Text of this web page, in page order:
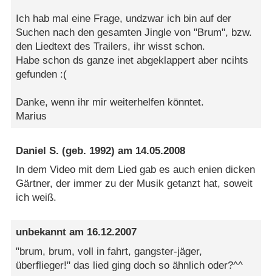
Ich hab mal eine Frage, undzwar ich bin auf der
Suchen nach den gesamten Jingle von "Brum", bzw.
den Liedtext des Trailers, ihr wisst schon.
Habe schon ds ganze inet abgeklappert aber ncihts
gefunden :(
Danke, wenn ihr mir weiterhelfen könntet.
Marius
Daniel S. (geb. 1992) am 14.05.2008
In dem Video mit dem Lied gab es auch enien dicken
Gärtner, der immer zu der Musik getanzt hat, soweit
ich weiß.
unbekannt am 16.12.2007
"brum, brum, voll in fahrt, gangster-jäger,
überflieger!" das lied ging doch so ähnlich oder?^^